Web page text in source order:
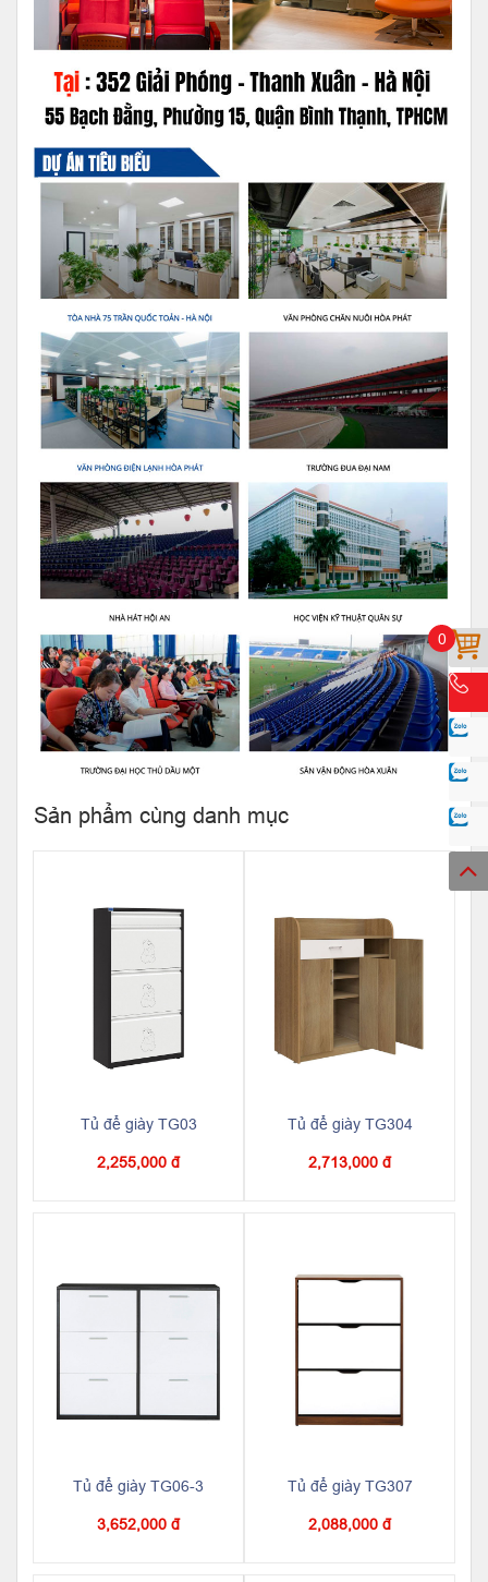
0
Sản phẩm cùng danh mục
Tủ để giày TG03
2,255,000 đ
Tủ để giày TG304
2,713,000 đ
Tủ để giày TG06-3
3,652,000 đ
Tủ để giày TG307
2,088,000 đ